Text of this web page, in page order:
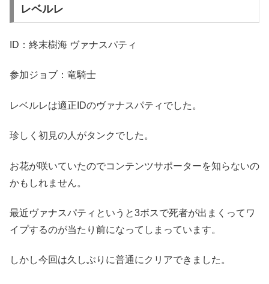
レベルレ
ID：終末樹海 ヴァナスパティ
参加ジョブ：竜騎士
レベルレは適正IDのヴァナスパティでした。
珍しく初見の人がタンクでした。
お花が咲いていたのでコンテンツサポーターを知らないの
かもしれません。
最近ヴァナスパティというと3ボスで死者が出まくってワ
イプするのが当たり前になってしまっています。
しかし今回は久しぶりに普通にクリアできました。